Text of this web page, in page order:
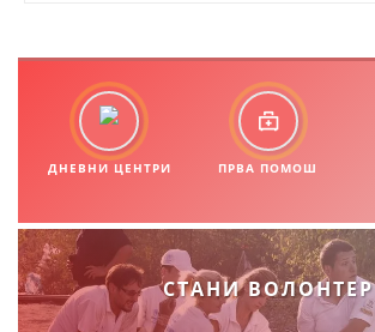
ДНЕВНИ ЦЕНТРИ ПРВА ПОМОШ
СТАНИ ВОЛОНТЕР